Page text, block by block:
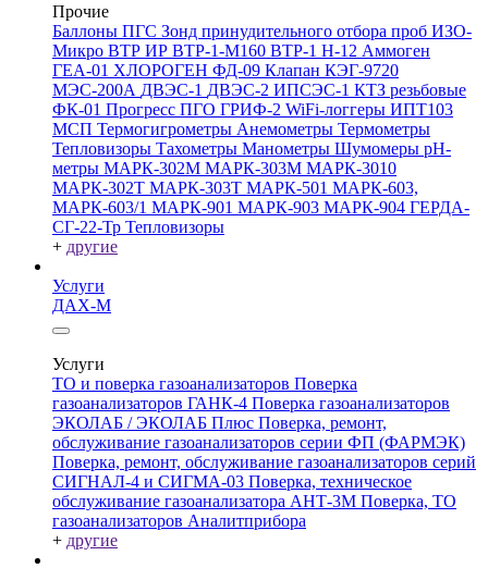
Прочие
Баллоны ПГС Зонд принудительного отбора проб ИЗО-
Микро ВТР ИР ВТР-1-М160 ВТР-1 Н-12 Аммоген
ГЕА-01 ХЛОРОГЕН ФД-09 Клапан КЭГ-9720
МЭС-200А ДВЭС-1 ДВЭС-2 ИПСЭС-1 КТЗ резьбовые
ФК-01 Прогресс ПГО ГРИФ-2 WiFi-логгеры ИПТ103
МСП Термогигрометры Анемометры Термометры
Тепловизоры Тахометры Манометры Шумомеры pH-
метры МАРК-302М МАРК-303М МАРК-3010
МАРК-302Т МАРК-303Т МАРК-501 МАРК-603,
МАРК-603/1 МАРК-901 МАРК-903 МАРК-904 ГЕРДА-
СГ-22-Тр Тепловизоры
+ другие
Услуги
ДАХ-М
Услуги
ТО и поверка газоанализаторов Поверка
газоанализаторов ГАНК-4 Поверка газоанализаторов
ЭКОЛАБ / ЭКОЛАБ Плюс Поверка, ремонт,
обслуживание газоанализаторов серии ФП (ФАРМЭК)
Поверка, ремонт, обслуживание газоанализаторов серий
СИГНАЛ-4 и СИГМА-03 Поверка, техническое
обслуживание газоанализатора АНТ-3М Поверка, ТО
газоанализаторов Аналитприбора
+ другие